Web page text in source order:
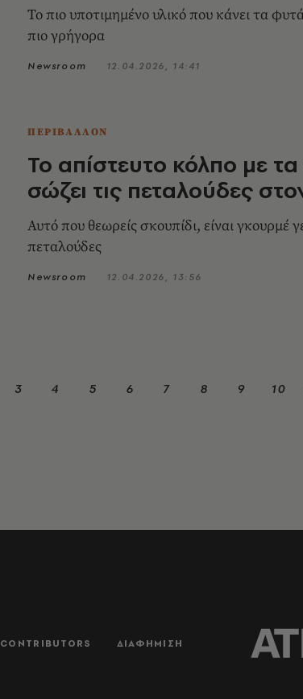
Το πιο υποτιμημένο υλικό που κάνει τα
πιο γρήγορα
Newsroom 12.04.2026, 14:41
ΠΕΡΙΒΑΛΛΟΝ
Το απίστευτο κόλπο με
σώζει τις πεταλούδες
Αυτό που θεωρείς σκουπίδι, είναι γκουρμέ
πεταλούδες
Newsroom 12.04.2026, 13:56
3 4 5 6 7 8 9 10
CONTRIBUTORS ΔΙΑΦΗΜΙΣΗ